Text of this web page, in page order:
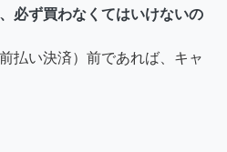
必ず買わなくてはいけないの
払い決済）前であれば、キャ